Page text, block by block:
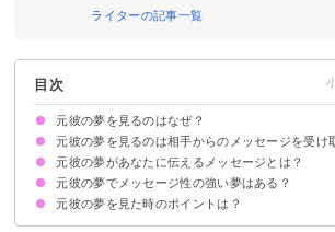
ライターの記事一覧
目次
元彼の夢を見るのはなぜ？
元彼の夢を見るのは相手からのメッセージを受け
元彼の夢を見るのはあなたの願望の影響が大きい
2人がツインレイであれば相手からのメッセージの
元彼の夢があなたに伝えるメッセージとは？
①元彼があなたに未練があることの暗示
②あなたが元彼に未練があることの暗示
③2人がツインレイであることの暗示
④2人が復縁できることの暗示
元彼の夢でメッセージ性の強い夢はある？
元彼から連絡が来る夢
元彼と復縁する夢
元彼と喧嘩する夢
元彼と笑顔で過ごす夢
元彼に話しかけられる夢
元彼の夢を見た時のポイントは？
未練があるなら相手に連絡してみる
未練がないなら積極的に次の恋に進む